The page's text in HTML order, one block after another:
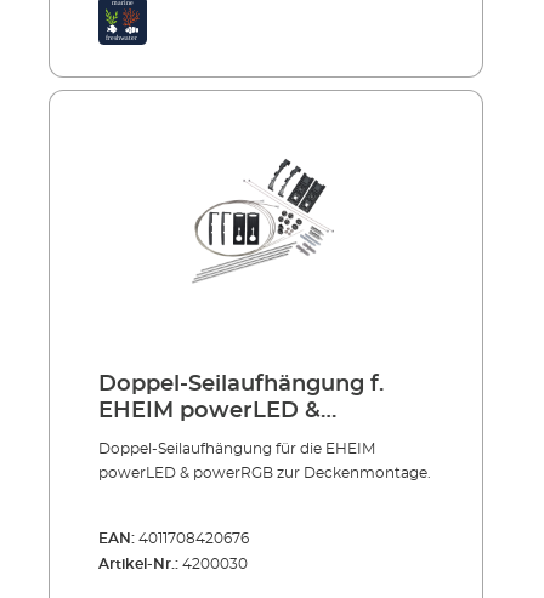
eine Abdeckung den Luftraum über der
Wasserfläche begrenzt, sollte zusätzlich Luft
diesem Bereich wäre sonst bald verbraucht.
Beckenwand zu befestigen Reichert das
Wasser mit Luft bzw. Sauerstoff an Zu
empfehlen u.a. bei Aquarien mit wenig
Pflanzenwuchs oder starkem Fischbesatz Bei
Dosierung der angesaugten Luft durch
beigefügte Druckregulierklemme
Doppel-Seilaufhängung f.
EHEIM powerLED &
powerRGB
Doppel-Seilaufhängung für die EHEIM
powerLED & powerRGB zur Deckenmontage.
EAN: 4011708420676
Artikel-Nr.: 4200030